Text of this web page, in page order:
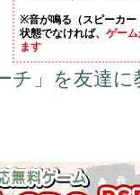
※音が鳴る（スピーカー
状態でなければ、 ゲー
ます
チ」を友達